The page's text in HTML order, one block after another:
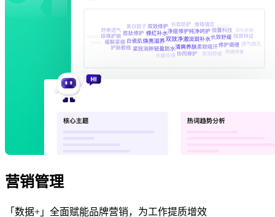
营销管理
「数据+」全面赋能品牌营销，为工作提质增效